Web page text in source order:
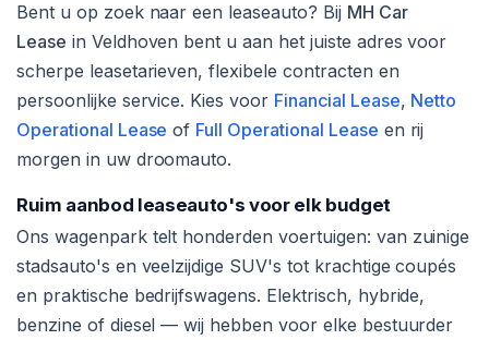
Bent u op zoek naar een leaseauto? Bij MH Car
Lease in Veldhoven bent u aan het juiste adres voor
scherpe leasetarieven, flexibele contracten en
persoonlijke service. Kies voor Financial Lease, Netto
Operational Lease of Full Operational Lease en rij
morgen in uw droomauto.
Ruim aanbod leaseauto's voor elk budget
Ons wagenpark telt honderden voertuigen: van zuinige
stadsauto's en veelzijdige SUV's tot krachtige coupés
en praktische bedrijfswagens. Elektrisch, hybride,
benzine of diesel — wij hebben voor elke bestuurder